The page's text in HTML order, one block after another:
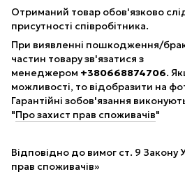
Отриманий товар обов'язково
присутності співробітника.
При виявленні пошкодження/
частин товару зв'язатися з
менеджером +380668874706.
можливості, то відобразити на
Гарантійні зобов'язання
"Про захист прав споживачів"
Відповідно до вимог ст. 9 Закону
прав споживачів»